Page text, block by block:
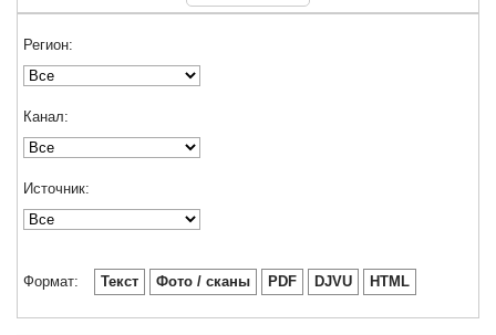
Регион:
Канал:
Источник:
Формат: Текст Фото / сканы PDF DJVU HTML